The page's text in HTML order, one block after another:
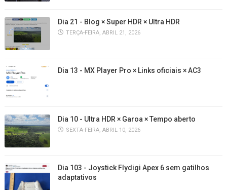
Dia 21 - Blog × Super HDR × Ultra HDR
TERÇA-FEIRA, ABRIL 21, 2026
Dia 13 - MX Player Pro × Links oficiais × AC3
Dia 10 - Ultra HDR × Garoa × Tempo aberto
SEXTA-FEIRA, ABRIL 10, 2026
Dia 103 - Joystick Flydigi Apex 6 sem gatilhos
adaptativos